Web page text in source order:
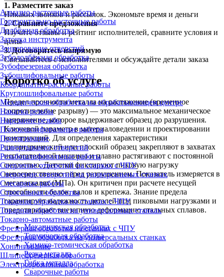
Алмазно-расточные работы
Горизонтально-расточные работы
Долбёжная обработка
Заточка инструмента
Зенкерование отверстий
Зубодолбёжная обработка
Зубофрезерная обработка
Зубошлифовальные работы
Координатно-расточные работы
Круглошлифовальные работы
Механическая обработка на обрабатывающем центре
Накатка резьбы
Нарезание резьбы
Плоскошлифовальные работы
Протягивание
Развертывание отверстий
Резьбошлифовальные работы
Сверление отверстий на станках с ЧПУ
Сверление отверстий на универсальных станках
Слесарные работы
Строгальная обработка
Токарная обработка на станках с ЧПУ
Токарная обработка на универсальных станках
Токарно-автоматные работы
Фрезерная обработка на станках с ЧПУ
Фрезерная обработка на универсальных станках
Хонингование
Шлицефрезерная обработка
Электроэрозионная обработка
1. Разместите заказ
Никаких звонков и рассылок. Экономьте время и деньги
2.Сравните предложения
Изучите отзывы и рейтинг исполнителей, сравните условия и
цены
3.Договоритесь напрямую
Связывайтесь с исполнителями и обсуждайте детали заказа
Коротко об услуге
Предел прочности металла на растяжение (временное
сопротивление разрыву) — это максимальное механическое
напряжение, которое выдерживает образец до разрушения.
Ключевой параметр в материаловедении и проектировании
конструкций. Для определения характеристики
цилиндрический или плоский образец закрепляют в захватах
испытательной машины и плавно растягивают с постоянной
скоростью. Датчики фиксируют пиковую нагрузку
непосредственно перед разрушением. Показатель измеряется в
мегапаскалях (МПа). Он критичен при расчете несущей
способности балок, валов и крепежа. Знание предела
гарантирует надежность деталей под пиковыми нагрузками и
предотвращает внезапную деформацию стальных сплавов.
Механическая обработка
Термическая обработка
Химико-термическая обработка
Резка металла
Гибка металла
Сварочные работы